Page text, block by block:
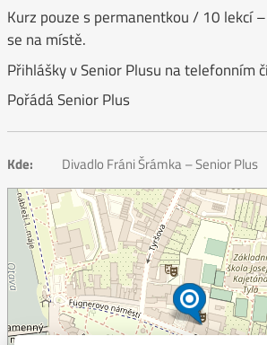
Kurz pouze s permanentkou / 10 lekcí
se na místě.
Přihlášky v Senior Plusu na telefonním
Pořádá Senior Plus
Kde: Divadlo Fráni Šrámka – Senior Plus